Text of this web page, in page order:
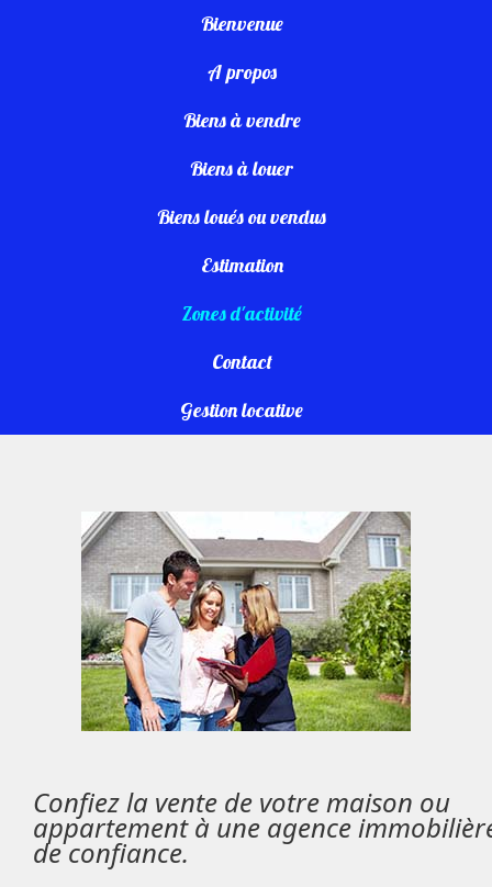
Bienvenue
A propos
Biens à vendre
Biens à louer
Biens loués ou vendus
Estimation
Zones d'activité
Contact
Gestion locative
Confiez la vente de votre maison ou
appartement à une agence
de confiance.